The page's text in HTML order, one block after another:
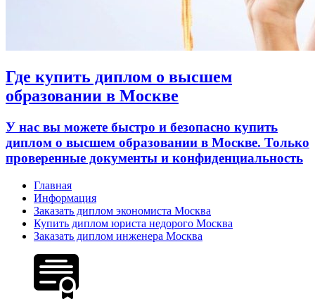
Где купить диплом о высшем
образовании в Москве
У нас вы можете быстро и безопасно купить
диплом о высшем образовании в Москве. Только
проверенные документы и конфиденциальность
Главная
Информация
Заказать диплом экономиста Москва
Купить диплом юриста недорого Москва
Заказать диплом инженера Москва